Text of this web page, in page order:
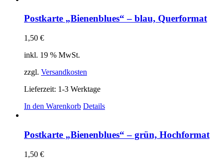
Postkarte „Bienenblues“ – blau, Querformat
1,50 €
inkl. 19 % MwSt.
zzgl. Versandkosten
Lieferzeit: 1-3 Werktage
In den Warenkorb Details
Postkarte „Bienenblues“ – grün, Hochformat
1,50 €